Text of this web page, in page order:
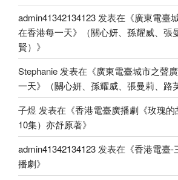
admin41342134123 发表在《廣東電臺
在香港每一天》（關心妍、孫耀威、張
賢） 》
Stephanie 发表在《廣東電臺城市之聲
一天》（關心妍、孫耀威、張曼莉、路
子煜 发表在《香港電臺廣播劇《玫瑰
10集）亦舒原著》
admin41342134123 发表在《香港電臺-
播劇》